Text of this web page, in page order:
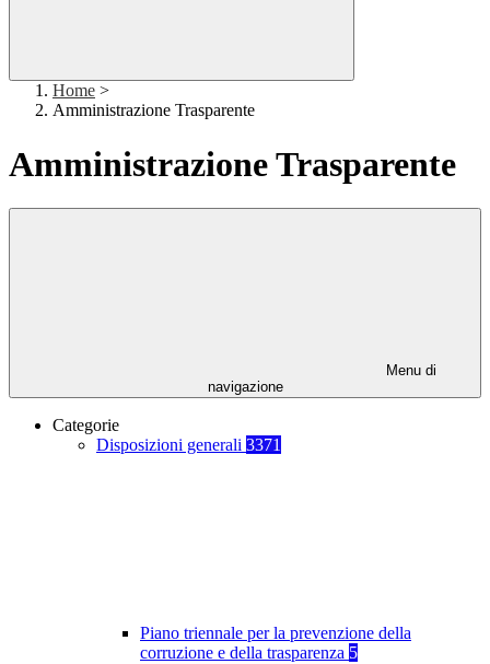
Home >
Amministrazione Trasparente
Amministrazione Trasparente
Menu di
navigazione
Categorie
Disposizioni generali 3371
Piano triennale per la prevenzione della
corruzione e della trasparenza 5